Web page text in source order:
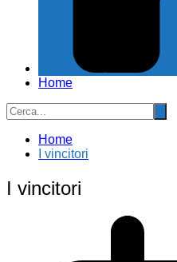
Home
Home
I vincitori
I vincitori